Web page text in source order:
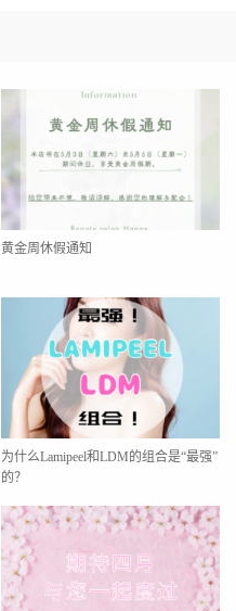
黄金周休假通知
为什么Lamipeel和LDM的组合是“最强”
的？